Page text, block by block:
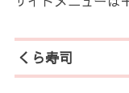
くら寿司